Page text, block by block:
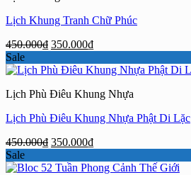
Lịch Khung Tranh Chữ Phúc
450.000₫ Giá
là:
350.000₫Giá
tại
350.000₫.
Sale
Lịch Phù Điêu Khung Nhựa
Lịch Phù Điêu Khung Nhựa Phật Di Lặc
450.000₫ Giá
là:
350.000₫Giá
tại
Sale